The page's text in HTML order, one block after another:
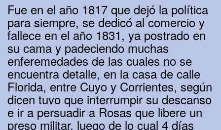
Fue en el año 1817 que dejó la política
para siempre, se dedicó al comercio y
fallece en el año 1831, ya postrado en
su cama y padeciendo muchas
enferemedades de las cuales no se
encuentra detalle, en la casa de calle
Florida, entre Cuyo y Corrientes, según
dicen tuvo que interrumpir su descanso
e ir a persuadir a Rosas que libere un
preso militar, luego de lo cual 4 días